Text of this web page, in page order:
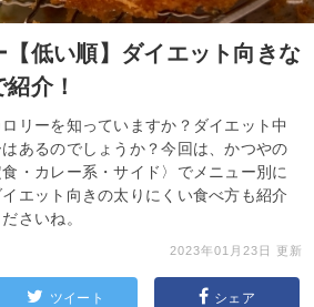
低い順】ダイエット向きな
介！
リーを知っていますか？ダイエット中
あるのでしょうか？今回は、かつやの
・カレー系・サイド〉でメニュー別に
エット向きの太りにくい食べ方も紹介
さいね。
2023年01月23日 更新
ツイート シェア